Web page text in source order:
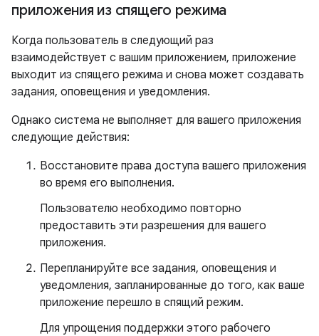
приложения из спящего режима
Когда пользователь в следующий раз
взаимодействует с вашим приложением, приложение
выходит из спящего режима и снова может создавать
задания, оповещения и уведомления.
Однако система не выполняет для вашего приложения
следующие действия:
Восстановите права доступа вашего приложения
во время его выполнения.
Пользователю необходимо повторно
предоставить эти разрешения для вашего
приложения.
Перепланируйте все задания, оповещения и
уведомления, запланированные до того, как ваше
приложение перешло в спящий режим.
Для упрощения поддержки этого рабочего